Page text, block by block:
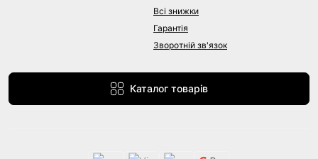
Всі знижки
Гарантія
Зворотній зв'язок
Каталог товарів